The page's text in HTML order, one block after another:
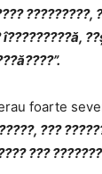
?????????,
foarte
???
???